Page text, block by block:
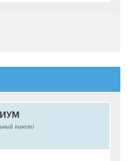
пакет)